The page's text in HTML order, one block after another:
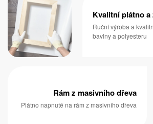
Kvalitní plátno
Ruční výroba a
bavlny a polyesteru
Rám z masivního dřeva
Plátno napnuté na rám z masivního dřeva